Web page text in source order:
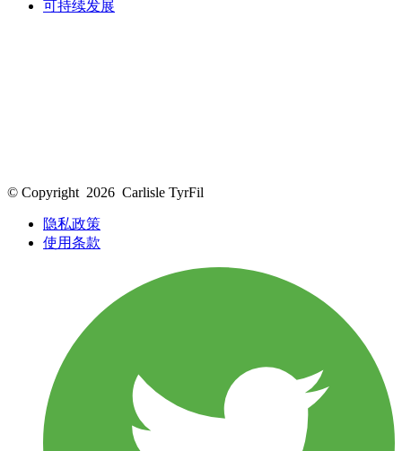
可持续发展
© Copyright 2026 Carlisle TyrFil
隐私政策
使用条款